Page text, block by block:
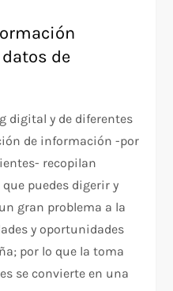
de
digital y de diferentes
de información -por
recopilan
puedes digerir y
gran problema a la
y oportunidades
por lo que la toma
se convierte en una